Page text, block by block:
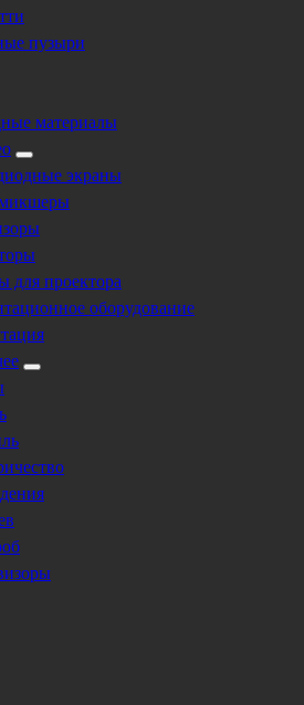
пузыри
материалы
экраны
для проектора
оборудование